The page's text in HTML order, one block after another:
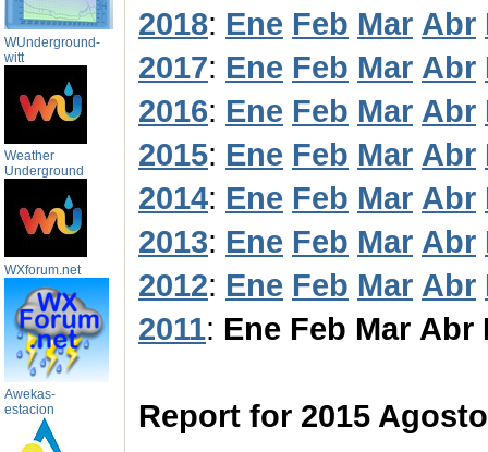
WUnderground-
witt
Weather
Underground
WXforum.net
Awekas-
estacion
2018: Ene Feb Mar Abr
2017: Ene Feb Mar Abr
2016: Ene Feb Mar Abr
2015: Ene Feb Mar Abr
2014: Ene Feb Mar Abr
2013: Ene Feb Mar Abr
2012: Ene Feb Mar Abr
2011: Ene Feb Mar Abr
Report for 2015 Agosto